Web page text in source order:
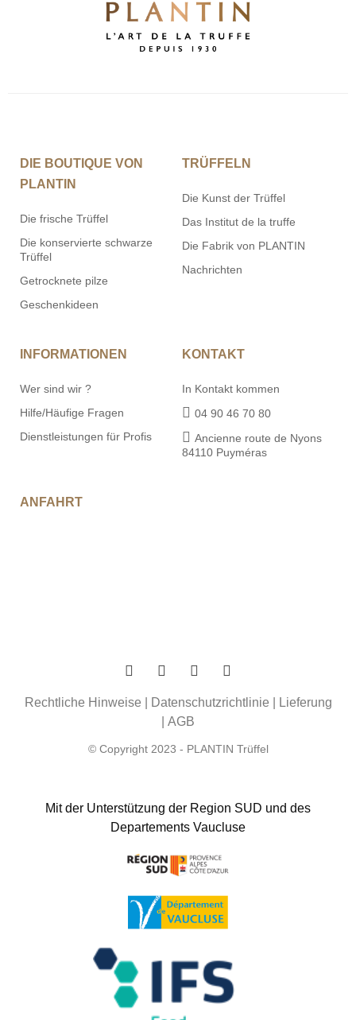
PLANTIN
Die konservierte schwarze
Trüffel
Getrocknete pilze
Geschenkideen
Das Institut de la truffe
Die Fabrik von PLANTIN
Nachrichten
Hilfe/Häufige Fragen
Dienstleistungen für Profis
04 90 46 70 80
Ancienne route de Nyons
84110 Puyméras
© Copyright 2023 - PLANTIN Trüffel
|AGB
Departements Vaucluse